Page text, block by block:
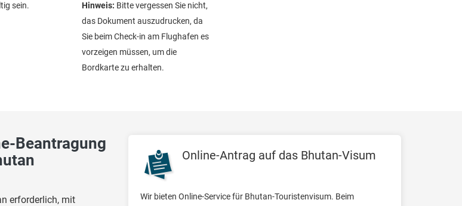
sein.
Hinweis: Bitte vergessen Sie nicht,
das Dokument auszudrucken, da
Sie beim Check-in am Flughafen es
vorzeigen müssen, um die
Bordkarte zu erhalten.
Beantragung
erforderlich, mit
 Online-Antrag auf das Bhutan-Visum
Wir bieten Online-Service für Bhutan-Touristenvisum. Beim